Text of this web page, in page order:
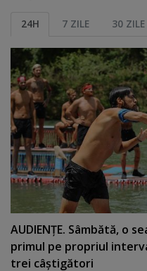
24H 7 ZILE 30 ZILE
AUDIENŢE. Sâmbătă, o
primul pe propriul
trei câştigători